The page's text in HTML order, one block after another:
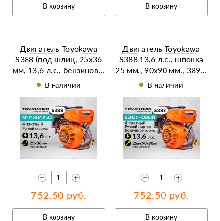
В корзину В корзину
Двигатель Toyokawa
S388 (под шлиц, 25х36
мм, 13,6 л.с., бензинов…
В наличии
752.50 руб.
В корзину
Двигатель Toyokawa
S388 13,6 л.с., шпонка
25 мм., 90х90 мм., 389…
В наличии
752.50 руб.
В корзину